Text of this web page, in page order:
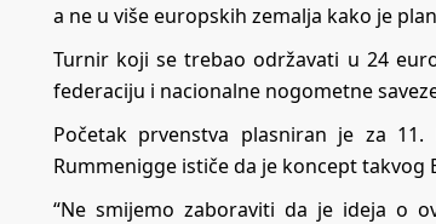
a ne u više europskih zemalja kako je
Turnir koji se trebao održavati u 24
federaciju i nacionalne nogometne
Početak prvenstva plasniran je za
Rummenigge ističe da je koncept
“Ne smijemo zaboraviti da je ideja o